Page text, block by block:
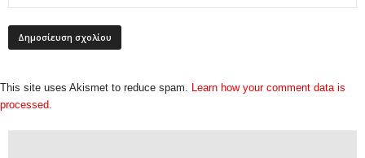
This site uses Akismet to reduce spam. Learn how your comment data is
processed.